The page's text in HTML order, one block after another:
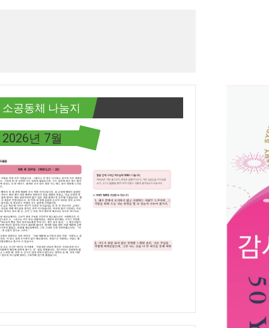
소공동체 나눔지
2026년 7월